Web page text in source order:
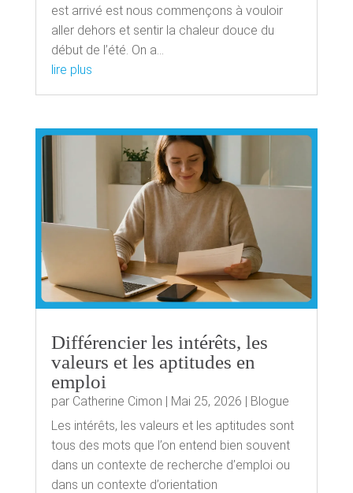
est arrivé est nous commençons à vouloir
aller dehors et sentir la chaleur douce du
début de l’été. On a...
lire plus
Différencier les intérêts, les
valeurs et les aptitudes en
emploi
par Catherine Cimon | Mai 25, 2026 | Blogue
Les intérêts, les valeurs et les aptitudes sont
tous des mots que l’on entend bien souvent
dans un contexte de recherche d’emploi ou
dans un contexte d’orientation